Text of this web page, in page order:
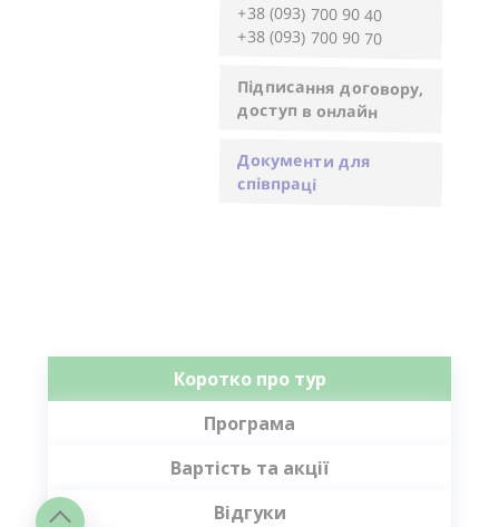
+38 (093) 700 90 40
+38 (093) 700 90 70
Підписання договору,
доступ в онлайн
Документи для
співпраці
Коротко про тур
Програма
Вартість та акції
Відгуки